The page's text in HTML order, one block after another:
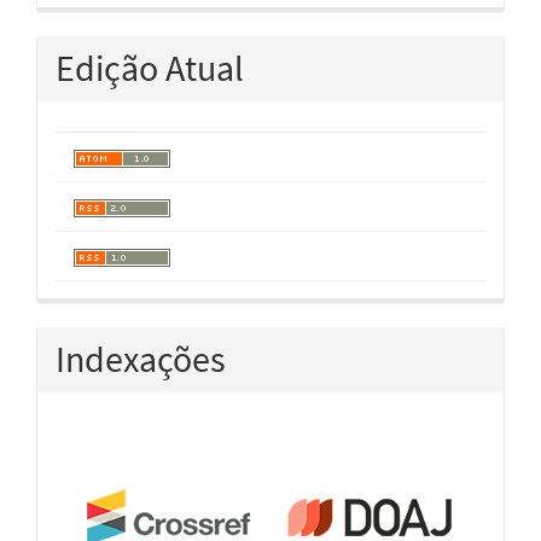
Edição Atual
Indexações